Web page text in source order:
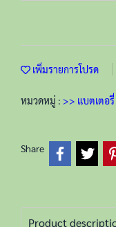
เพิ่มรายการโปรด
หมวดหมู่ : >> แบตเตอ
Share
Product